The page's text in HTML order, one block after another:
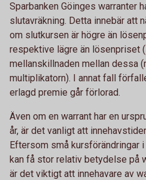
Sparbanken Göinges warranter
slutavräkning. Detta innebär att
om slutkursen är högre än
respektive lägre än lösenpriset
mellanskillnaden mellan dessa
multiplikatorn). I annat fall
erlagd premie går förlorad.
Även om en warrant har en
år, är det vanligt att
Eftersom små kursförändringar
kan få stor relativ betydelse på
är det viktigt att innehavare av